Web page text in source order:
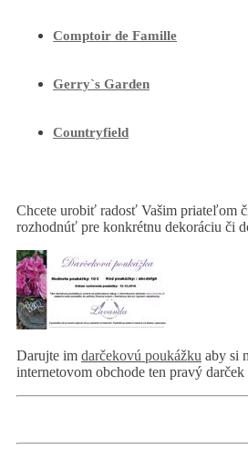
Comptoir de Famille
Gerry`s Garden
Countryfield
Chcete urobiť radosť Vašim priateľom
rozhodnúť pre konkrétnu dekoráciu či
Darujte im darčekovú poukážku aby si
internetovom obchode ten pravý